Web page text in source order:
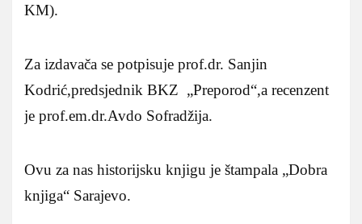
KM).
Za izdavača se potpisuje prof.dr. Sanjin
Kodrić,predsjednik BKZ „Preporod“,a recenzent
je prof.em.dr.Avdo Sofradžija.
Ovu za nas historijsku knjigu je štampala „Dobra
knjiga“ Sarajevo.